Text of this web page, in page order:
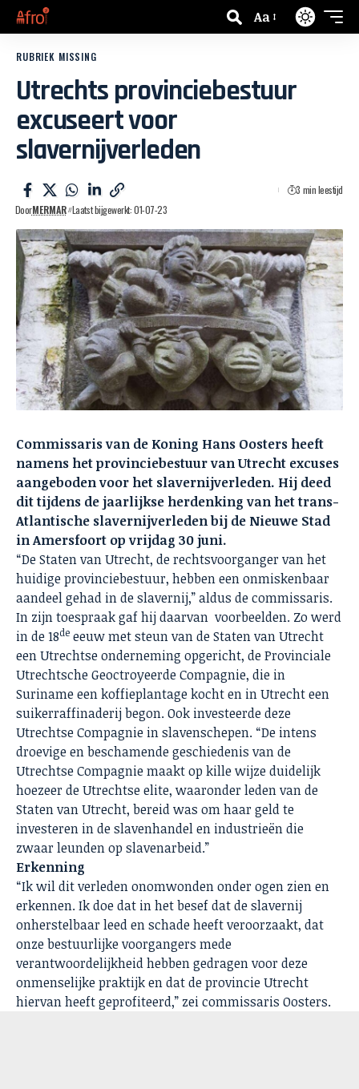
Aa
RUBRIEK MISSING
Utrechts provinciebestuur
excuseert voor
slavernijverleden
DoorMERMAR Laatst bijgewerkt: 01-07-23
3 min leestijd
Commissaris van de Koning Hans Oosters heeft
namens het provinciebestuur van Utrecht excuses
aangeboden voor het slavernijverleden. Hij deed
dit tijdens de jaarlijkse herdenking van het trans-
Atlantische slavernijverleden bij de Nieuwe Stad
in Amersfoort op vrijdag 30 juni.
“De Staten van Utrecht, de rechtsvoorganger van het
huidige provinciebestuur, hebben een onmiskenbaar
aandeel gehad in de slavernij,” aldus de commissaris.
In zijn toespraak gaf hij daarvan voorbeelden. Zo werd
in de 18de eeuw met steun van de Staten van Utrecht
een Utrechtse onderneming opgericht, de Provinciale
Utrechtsche Geoctroyeerde Compagnie, die in
Suriname een koffieplantage kocht en in Utrecht een
suikerraffinaderij begon. Ook investeerde deze
Utrechtse Compagnie in slavenschepen. “De intens
droevige en beschamende geschiedenis van de
Utrechtse Compagnie maakt op kille wijze duidelijk
hoezeer de Utrechtse elite, waaronder leden van de
Staten van Utrecht, bereid was om haar geld te
investeren in de slavenhandel en industrieën die
zwaar leunden op slavenarbeid.”
Erkenning
“Ik wil dit verleden onomwonden onder ogen zien en
erkennen. Ik doe dat in het besef dat de slavernij
onherstelbaar leed en schade heeft veroorzaakt, dat
onze bestuurlijke voorgangers mede
verantwoordelijkheid hebben gedragen voor deze
onmenselijke praktijk en dat de provincie Utrecht
hiervan heeft geprofiteerd,” zei commissaris Oosters.